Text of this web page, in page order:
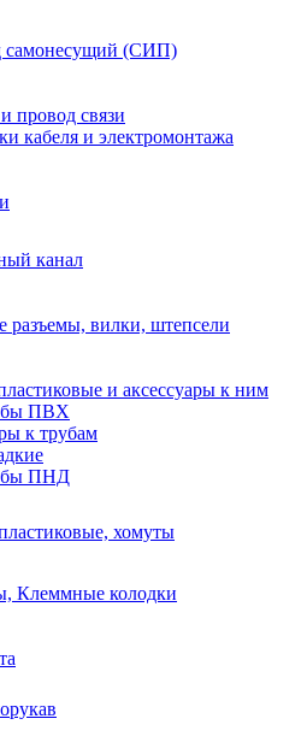
самонесущий (СИП)
провод связи
кабеля и электромонтажа
канал
разъемы, вилки, штепсели
и аксессуары к ним
ПВХ
к трубам
ПНД
хомуты
Клеммные колодки